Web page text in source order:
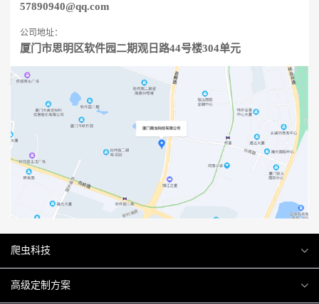
57890940@qq.com
公司地址：
厦门市思明区软件园二期观日路44号楼304单元
爬虫科技
爬虫案例
高级定制方案